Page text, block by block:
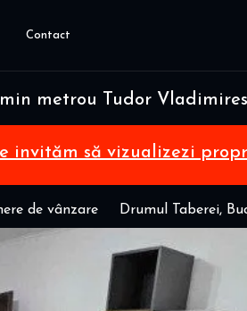
Contact
metrou Tudor
invităm să vizualizezi
de vânzare Drumul Taberei,